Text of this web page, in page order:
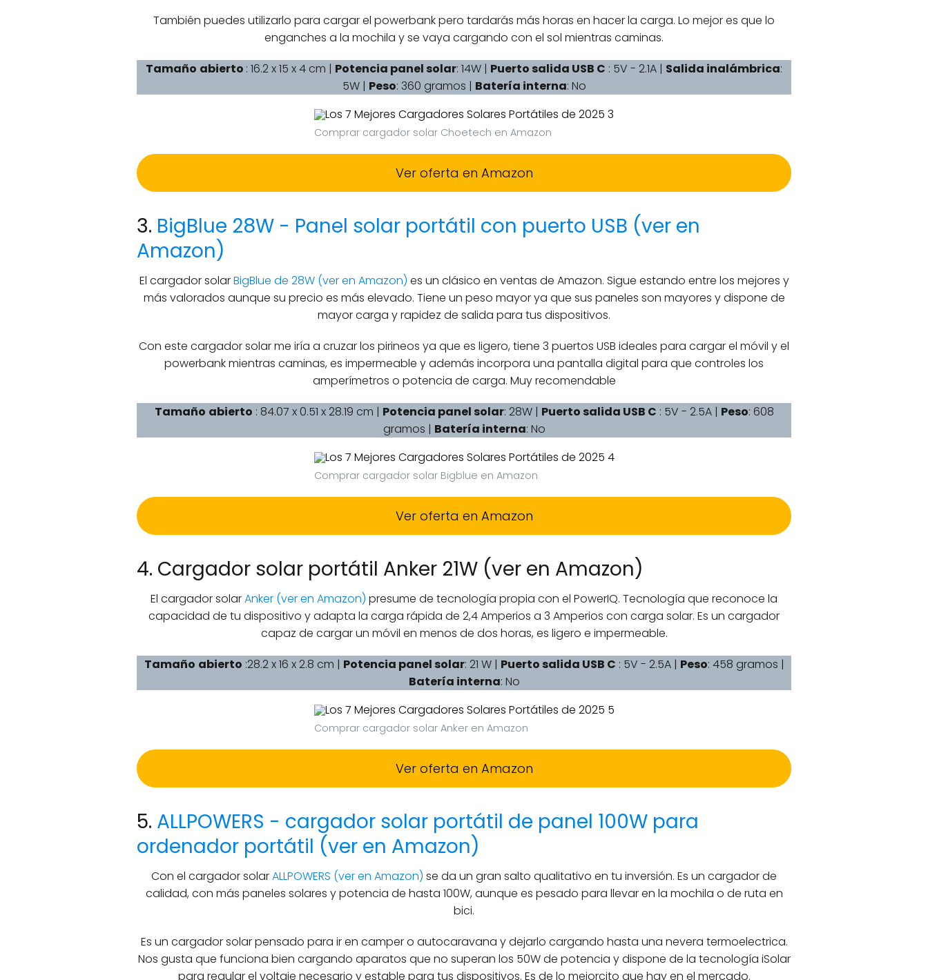
También puedes utilizarlo para cargar el powerbank pero tardarás más horas en hacer la carga. Lo mejor es que lo
enganches a la mochila y se vaya cargando con el sol mientras caminas.
Tamaño abierto : 16.2 x 15 x 4 cm | Potencia panel solar: 14W | Puerto salida USB C : 5V - 2.1A | Salida inalámbrica:
5W | Peso: 360 gramos | Batería interna: No
Comprar cargador solar Choetech en Amazon
Ver oferta en Amazon
3. BigBlue 28W - Panel solar portátil con puerto USB (ver en
Amazon)
El cargador solarBigBlue de 28W (ver en Amazon) es un clásico en ventas de Amazon. Sigue estando entre los mejores y
más valorados aunque su precio es más elevado. Tiene un peso mayor ya que sus paneles son mayores y dispone de
mayor carga y rapidez de salida para tus dispositivos.
Con este cargador solar me iría a cruzar los pirineos ya que es ligero, tiene 3 puertos USB ideales para cargar el móvil y el
powerbank mientras caminas, es impermeable y además incorpora una pantalla digital para que controles los
amperímetros o potencia de carga. Muy recomendable
Tamaño abierto : 84.07 x 0.51 x 28.19 cm | Potencia panel solar: 28W | Puerto salida USB C : 5V - 2.5A | Peso: 608
gramos | Batería interna: No
Comprar cargador solar Bigblue en Amazon
Ver oferta en Amazon
4. Cargador solar portátil Anker 21W (ver en Amazon)
El cargador solarAnker (ver en Amazon) presume de tecnología propia con el PowerIQ. Tecnología que reconoce la
capacidad de tu dispositivo y adapta la carga rápida de 2,4 Amperios a 3 Amperios con carga solar. Es un cargador
capaz de cargar un móvil en menos de dos horas, es ligero e impermeable.
Tamaño abierto :28.2 x 16 x 2.8 cm | Potencia panel solar: 21 W | Puerto salida USB C : 5V - 2.5A | Peso: 458 gramos |
Batería interna: No
Comprar cargador solar Anker en Amazon
Ver oferta en Amazon
5. ALLPOWERS - cargador solar portátil de panel 100W para
ordenador portátil (ver en Amazon)
Con el cargador solarALLPOWERS (ver en Amazon) se da un gran salto qualitativo en tu inversión. Es un cargador de
calidad, con más paneles solares y potencia de hasta 100W, aunque es pesado para llevar en la mochila o de ruta en
bici.
Es un cargador solar pensado para ir en camper o autocaravana y dejarlo cargando hasta una nevera termoelectrica.
Nos gusta que funciona bien cargando aparatos que no superan los 50W de potencia y dispone de la tecnología iSolar
para regular el voltaje necesario y estable para tus dispositivos. Es de lo mejorcito que hay en el mercado.